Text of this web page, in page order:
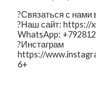
?Связаться с нами
?️Наш сайт: https://
WhatsApp:
?Инстаграм
https://
6+